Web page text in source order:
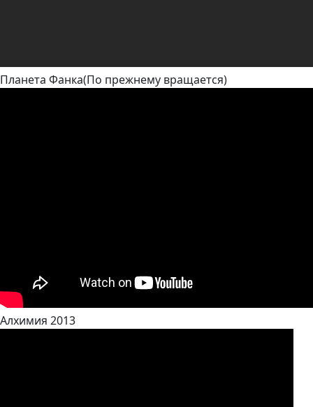
Планета Фанка(По прежнему вращается)
Алхимия 2013